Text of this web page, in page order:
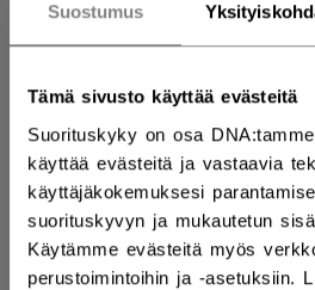
Suostumus
Tämä sivusto käyttää evästeitä
Suorituskyky on osa
käyttää evästeitä ja vastaavia
käyttäjäkokemuksesi
suorituskyvyn ja mukautetun
Käytämme evästeitä myös
perustoimintoihin ja -asetuksiin.
ETSI MYYMÄLÄSTÄ
Toimitusehdot